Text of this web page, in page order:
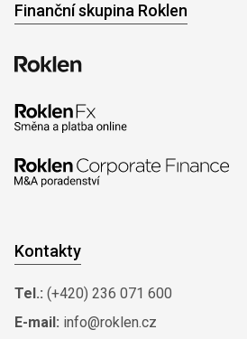
Finanční skupina Roklen
Kontakty
Tel.: (+420) 236 071 600
E-mail: info@roklen.cz